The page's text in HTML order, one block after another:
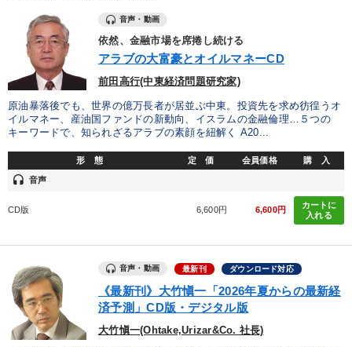
優秀各社の智恵と戦略 事業家のロマンと経営
若手異才経営者の発想 専門家のアドバイス
リーダーの器量を学ぶ
テーマ
後継社長・アトツギ
「利上げ時代の最新・銀行対策」＋「不動産市況予測」＋「市場
最新技術・トレンド 《強い財務を実践する経営者》講話４選
2025年春季全国経営者セミナー収録講演ＣＤ・講演ＤＶＤ・デジ
タル版（音声／動画ストリーミング・ダウンロード）
音声・動画
依然、金融市場を席捲し続ける
アラブの大富豪とオイルマネーCD
前田高行(中東経済問題研究家)
原油暴落後でも、世界の億万長者が居並ぶ中東。投資先を求め彷徨うオ
イルマネー、産油国ファンドの新動向、イスラムの金融倫理…５つの
キーワードで、知られざるアラブの素顔を紐解く A20...
形 態 定 価 会員価格 購 入
headset 音声
CD版 6,600円 6,600円
カートに
入れる
音声・動画 最新刊 ダウンロード対応
《最新刊》大竹愼一「2026年夏からの最新経
済予測」CD版・デジタル版
大竹愼一(Ohtake,Urizar&Co. 社長)